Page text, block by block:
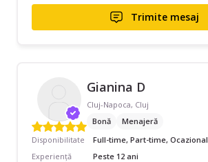
Trimite mesaj
Gianina D
Cluj-Napoca, Cluj
Bonă
Menajeră
Disponibilitate
Full-time, Part-time, Ocazional
Experiență
Peste 12 ani